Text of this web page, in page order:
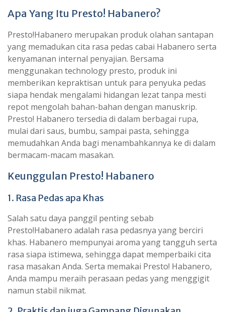
Apa Yang Itu Presto! Habanero?
Presto!Habanero merupakan produk olahan santapan
yang memadukan cita rasa pedas cabai Habanero serta
kenyamanan internal penyajian. Bersama
menggunakan technology presto, produk ini
memberikan kepraktisan untuk para penyuka pedas
siapa hendak mengalami hidangan lezat tanpa mesti
repot mengolah bahan-bahan dengan manuskrip.
Presto! Habanero tersedia di dalam berbagai rupa,
mulai dari saus, bumbu, sampai pasta, sehingga
memudahkan Anda bagi menambahkannya ke di dalam
bermacam-macam masakan.
Keunggulan Presto! Habanero
1. Rasa Pedas apa Khas
Salah satu daya panggil penting sebab
Presto!Habanero adalah rasa pedasnya yang berciri
khas. Habanero mempunyai aroma yang tangguh serta
rasa siapa istimewa, sehingga dapat memperbaiki cita
rasa masakan Anda. Serta memakai Presto! Habanero,
Anda mampu meraih perasaan pedas yang menggigit
namun stabil nikmat.